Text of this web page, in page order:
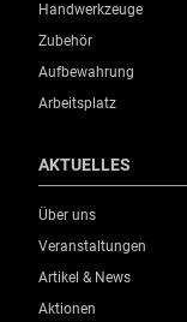
Handwerkzeuge
Zubehör
Aufbewahrung
Arbeitsplatz
AKTUELLES
Über uns
Veranstaltungen
Artikel & News
Aktionen